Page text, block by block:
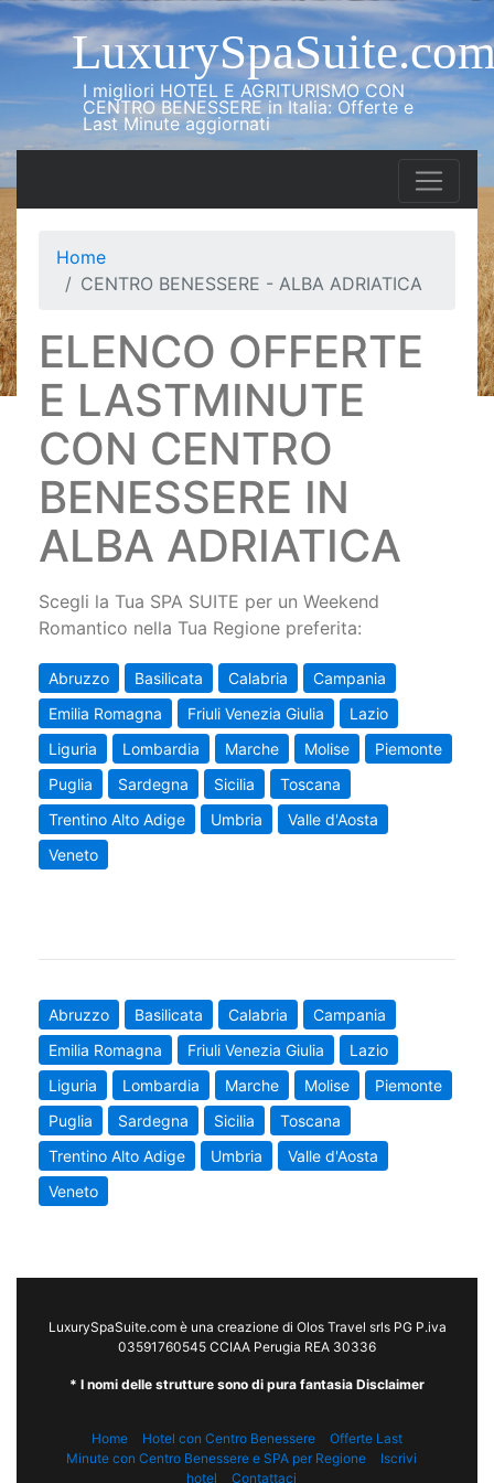
I migliori HOTEL E AGRITURISMO CON
CENTRO BENESSERE in Italia: Offerte e
Last Minute aggiornati
Home
CENTRO BENESSERE - ALBA ADRIATICA
ELENCO OFFERTE
E LASTMINUTE
CON CENTRO
BENESSERE IN
ALBA ADRIATICA
Scegli la Tua SPA SUITE per un Weekend
Romantico nella Tua Regione preferita:
Abruzzo Basilicata Calabria
Campania
Emilia Romagna
Friuli Venezia Giulia
Lazio
Liguria
Lombardia Marche Molise
Piemonte
Puglia
Sardegna Sicilia
Toscana
Trentino Alto Adige
Umbria
Valle d'Aosta
Veneto
Abruzzo Basilicata Calabria
Campania
Emilia Romagna
Friuli Venezia Giulia
Lazio
Liguria
Lombardia Marche Molise
Piemonte
Puglia
Sardegna Sicilia
Toscana
Trentino Alto Adige
Umbria
Valle d'Aosta
Veneto
LuxurySpaSuite.com è una creazione di Olos Travel srls PG P.iva
03591760545 CCIAA Perugia REA 30336
* I nomi delle strutture sono di pura fantasia Disclaimer
Home Hotel con Centro Benessere
Offerte Last
Minute con Centro Benessere e SPA per Regione
Iscrivi
hotel
Contattaci